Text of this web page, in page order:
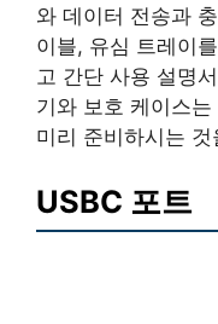
와 데이터 전송과
이블, 유심 트레이
고 간단 사용 설명
기와 보호 케이스
미리 준비하시는
USBC 포트